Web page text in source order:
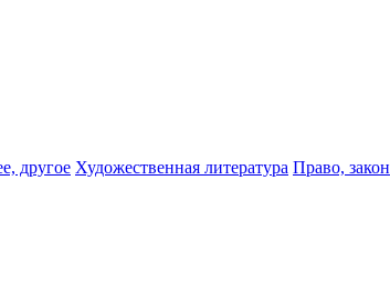
другое Художественная литература Право, закон